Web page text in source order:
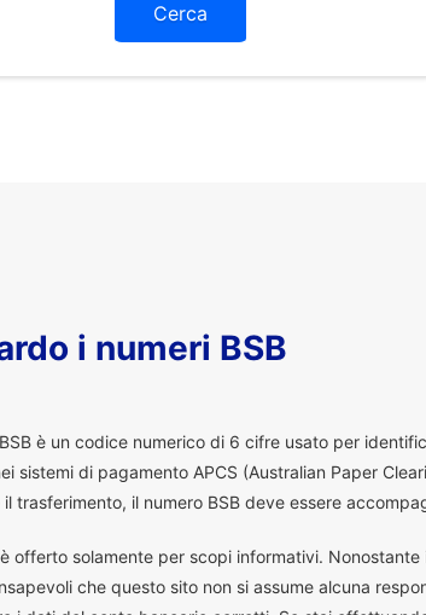
Cerca
i numeri BSB
è un codice numerico di 6 cifre usato per
sistemi di pagamento APCS (Australian Paper
trasferimento, il numero BSB deve essere
offerto solamente per scopi informativi.
che questo sito non si assume alcuna